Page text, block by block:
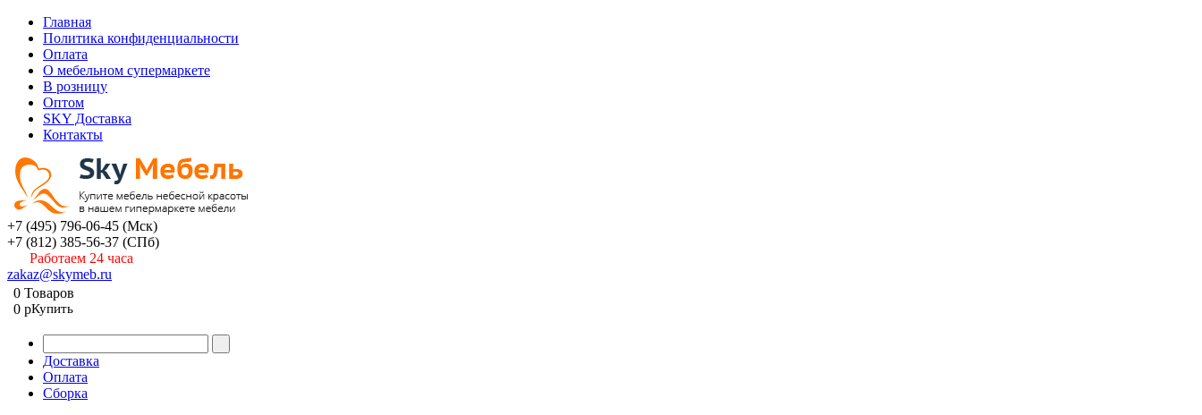
Главная
Политика конфиденциальности
Оплата
О мебельном супермаркете
В розницу
Оптом
SKY Доставка
Контакты
+7 (495) 796-06-45 (Мск)
+7 (812) 385-56-37 (СПб)
Работаем 24 часа
zakaz@skymeb.ru
0 Товаров
0 pКупить
Доставка
Оплата
Сборка